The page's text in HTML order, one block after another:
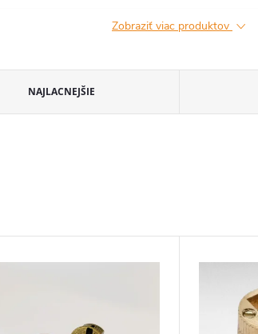
Zobraziť viac produktov
NAJLACNEJŠIE